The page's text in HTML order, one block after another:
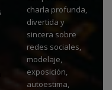
charla profunda,
divertida y
sincera sobre
redes sociales,
modelaje,
exposición,
autoestima,